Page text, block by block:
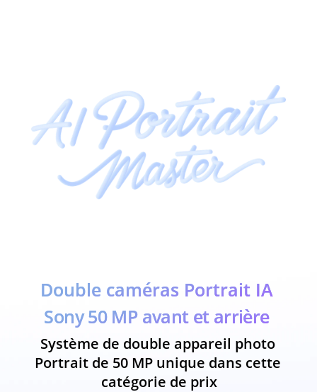
Double caméras Portrait IA
Sony 50 MP avant et arrière
Système de double appareil photo
Portrait de 50 MP unique dans cette
catégorie de prix